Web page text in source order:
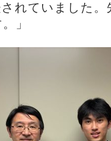
れていました
」